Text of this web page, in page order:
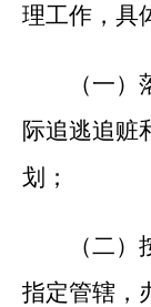
理工作，具
（一）落
际追逃追赃
划；
（二）按
指定管辖，